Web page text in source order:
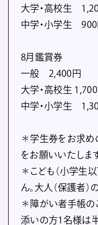
大学・高校生
中学・小学生 900
8月鑑賞券
一般 2,400円
大学・高校生
中学・小学生
＊学生券をお求め
をお願いいたします
＊こども（小学生
ん。大人（保護者）
＊障がい者手帳の
添いの方1名様は